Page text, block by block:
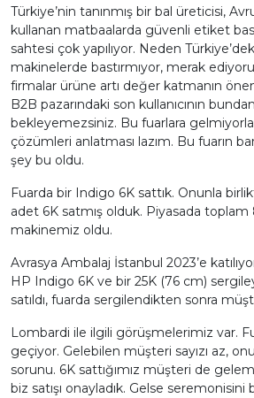
Türkiye’nin tanınmış bir bal üreticisi,
kullanan matbaalarda güvenli etiket
sahtesi çok yapılıyor. Neden
makinelerde bastırmıyor, merak
firmalar ürüne artı değer katmanın
B2B pazarındaki son kullanıcının
bekleyemezsiniz. Bu fuarlara
çözümleri anlatması lazım. Bu fuarın
şey bu oldu.
Fuarda bir Indigo 6K sattık. Onunla
adet 6K satmış olduk. Piyasada
makinemiz oldu.
Avrasya Ambalaj İstanbul 2023’e
HP Indigo 6K ve bir 25K (76 cm)
satıldı, fuarda sergilendikten sonra
Lombardi ile ilgili görüşmelerimiz var.
geçiyor. Gelebilen müşteri sayızı az,
sorunu. 6K sattığımız müşteri de
biz satışı onayladık. Gelse seremonisini